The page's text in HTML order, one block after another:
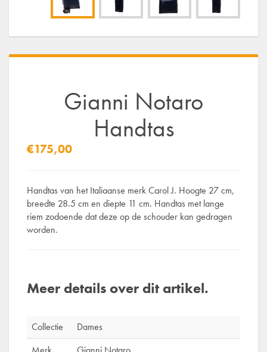
Gianni Notaro
Handtas
€175,00
Handtas van het Italiaanse merk Carol J. Hoogte 27 cm,
breedte 28.5 cm en diepte 11 cm. Handtas met lange
riem zodoende dat deze op de schouder kan gedragen
worden.
Meer details over dit artikel.
Collectie
Dames